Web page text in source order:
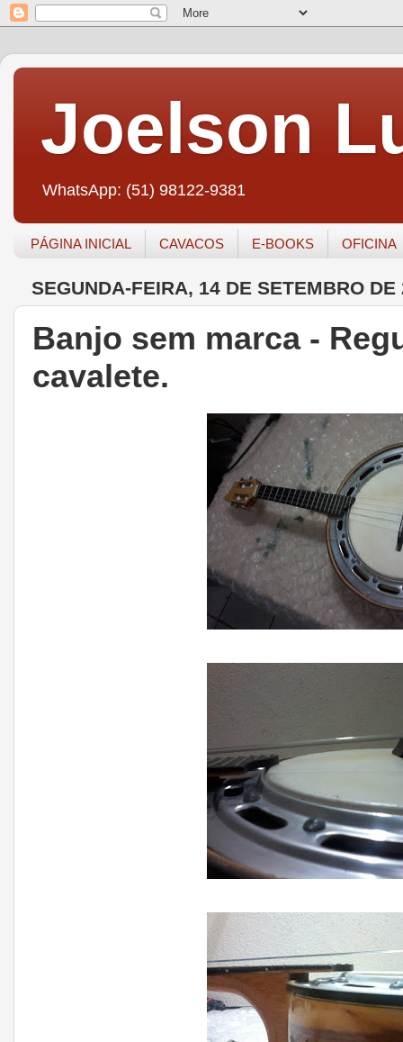
Joelson
WhatsApp: (51) 98122-9381
PÁGINA INICIAL CAVACOS E-BOOKS OFICINA
SEGUNDA-FEIRA, 14 DE SETEMBRO DE
Banjo sem marca -
cavalete.